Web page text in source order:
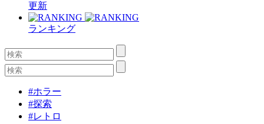
更新
ランキング
#ホラー
#探索
#レトロ